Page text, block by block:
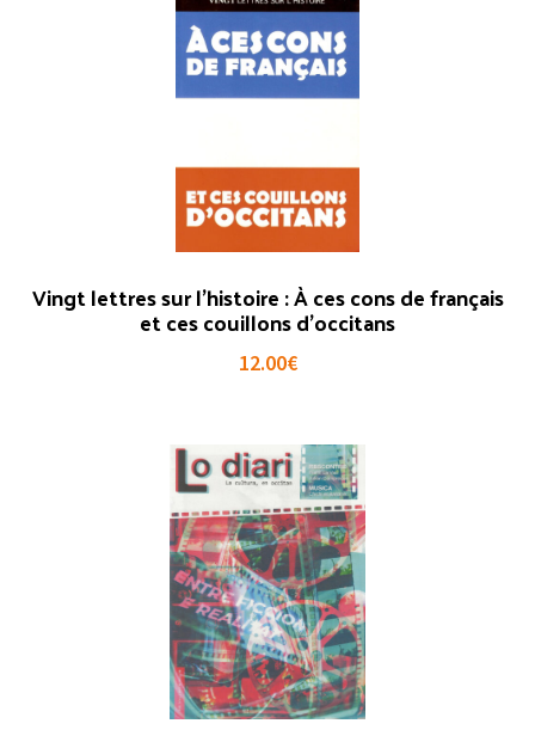
Vingt lettres sur l’histoire : À ces cons de français
et ces couillons d’occitans
12.00€